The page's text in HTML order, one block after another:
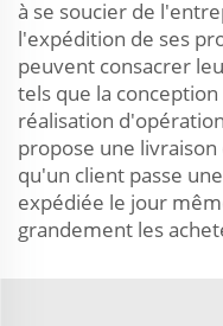
à se soucier de
l'expédition de ses
peuvent consacrer
tels que la
réalisation
propose une
qu'un client passe
expédiée le jour
grandement les